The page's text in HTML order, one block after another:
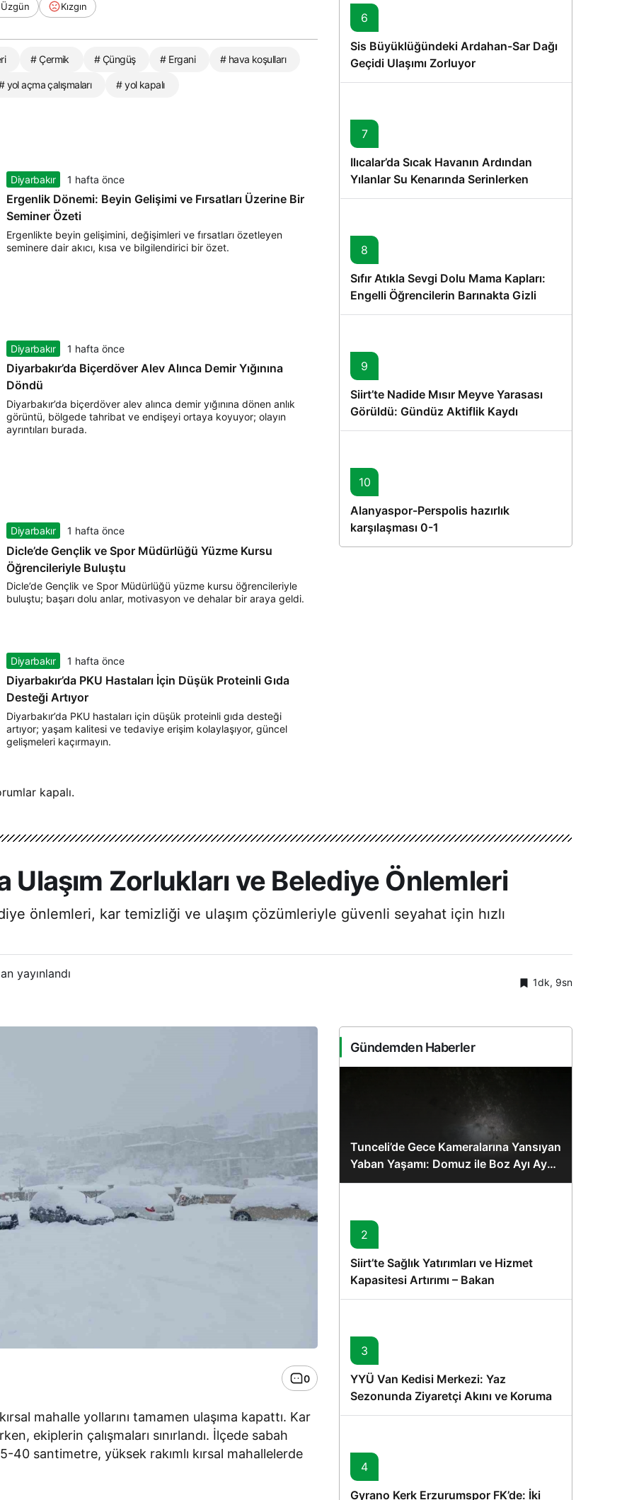
Üzgün Kızgın
# Çermik # Çüngüş # Ergani # hava koşulları
yol açma çalışmaları # yol kapalı
Diyarbakır 1 hafta önce
Ergenlik Dönemi: Beyin Gelişimi ve Fırsatları Üzerine Bir
Seminer Özeti
Ergenlikte beyin gelişimini, değişimleri ve fırsatları özetleyen
seminere dair akıcı, kısa ve bilgilendirici bir özet.
Diyarbakır 1 hafta önce
Diyarbakır’da Biçerdöver Alev Alınca Demir Yığınına
Döndü
Diyarbakır’da biçerdöver alev alınca demir yığınına dönen anlık
görüntü, bölgede tahribat ve endişeyi ortaya koyuyor; olayın
ayrıntıları burada.
Diyarbakır 1 hafta önce
Dicle’de Gençlik ve Spor Müdürlüğü Yüzme Kursu
Öğrencileriyle Buluştu
Dicle’de Gençlik ve Spor Müdürlüğü yüzme kursu öğrencileriyle
buluştu; başarı dolu anlar, motivasyon ve dehalar bir araya geldi.
Diyarbakır 1 hafta önce
Diyarbakır’da PKU Hastaları İçin Düşük Proteinli Gıda
Desteği Artıyor
Diyarbakır’da PKU hastaları için düşük proteinli gıda desteği
artıyor; yaşam kalitesi ve tedaviye erişim kolaylaşıyor, güncel
gelişmeleri kaçırmayın.
kapalı.
6
Sis Büyüklüğündeki Ardahan-Sar Dağı
Geçidi Ulaşımı Zorluyor
7
Ilıcalar’da Sıcak Havanın Ardından
Yılanlar Su Kenarında Serinlerken
Görüntülendi
8
Sıfır Atıkla Sevgi Dolu Mama Kapları:
Engelli Öğrencilerin Barınakta Gizli
Dostları İçin Gönüllü Proje
9
Siirt’te Nadide Mısır Meyve Yarasası
Görüldü: Gündüz Aktiflik Kaydı
10
Alanyaspor-Perspolis hazırlık
karşılaşması 0-1
Ulaşım Zorlukları ve Belediye Önlemleri
önlemleri, kar temizliği ve ulaşım çözümleriyle güvenli seyahat için hızlı
yayınlandı
1dk, 9sn
0
mahalle yollarını tamamen ulaşıma kapattı. Kar
ekiplerin çalışmaları sınırlandı. İlçede sabah
santimetre, yüksek rakımlı kırsal mahallelerde
Gündemden Haberler
Tunceli’de Gece Kameralarına Yansıyan
Yaban Yaşamı: Domuz ile Boz Ayı Aynı
Karede
2
Siirt’te Sağlık Yatırımları ve Hizmet
Kapasitesi Artırımı – Bakan
Memişoğlu’nun Ziyareti
3
YYÜ Van Kedisi Merkezi: Yaz
Sezonunda Ziyaretçi Akını ve Koruma
Vurgusu
4
Gyrano Kerk Erzurumspor FK’de: İki